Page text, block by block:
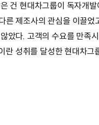
건 현대차그룹이 독자개
제조사의 관심을 이끌
았다. 고객의 수요를 만족
성취를 달성한 현대차